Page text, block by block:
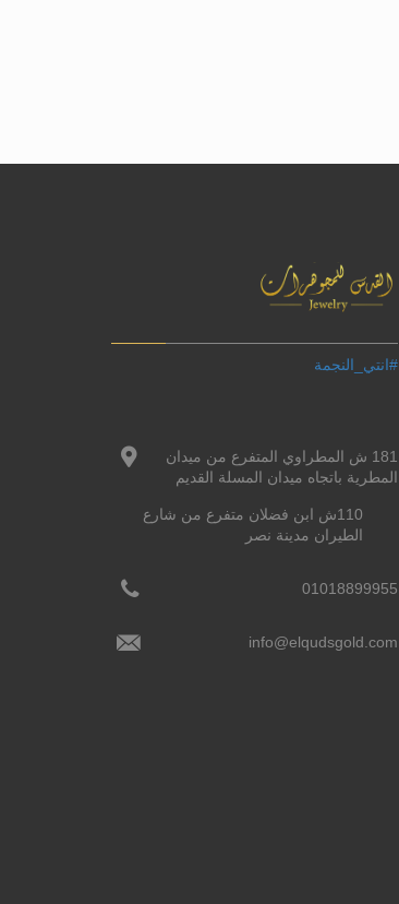
#انتي_النجمة
181 ش المطراوي المتفرع من ميدان
المطرية باتجاه ميدان المسلة القديم
110ش ابن فضلان متفرع من شارع
الطيران مدينة نصر
01018899955
info@elqudsgold.com